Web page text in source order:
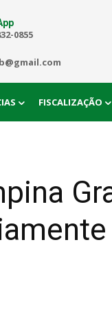
0855
FISCALIZAÇÃO